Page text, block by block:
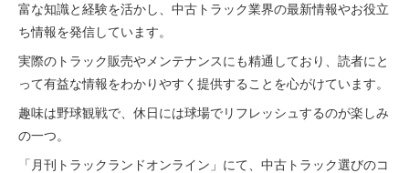
富な知識と経験を活かし、中古トラック業界の最新情報やお役立
ち情報を発信しています。
実際のトラック販売やメンテナンスにも精通しており、読者にと
って有益な情報をわかりやすく提供することを心がけています。
趣味は野球観戦で、休日には球場でリフレッシュするのが楽しみ
の一つ。
「月刊トラックランドオンライン」にて、中古トラック選びのコ